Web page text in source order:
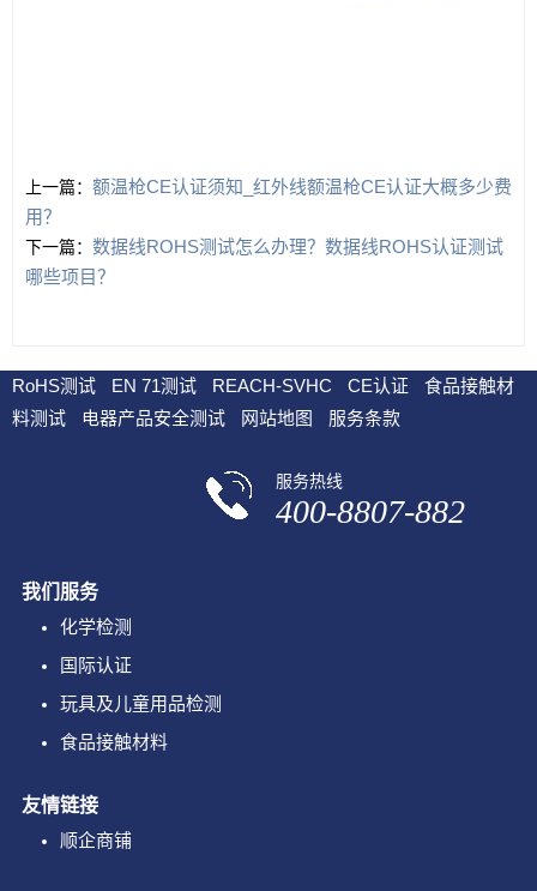
上一篇： 额温枪CE认证须知_红外线额温枪CE认证大概多少费
用？
下一篇： 数据线ROHS测试怎么办理？数据线ROHS认证测试
哪些项目？
RoHS测试 EN 71测试 REACH-SVHC CE认证
食品接触材
料测试
电器产品安全测试 网站地图 服务条款
服务热线
400-8807-882
我们服务
化学检测
国际认证
玩具及儿童用品检测
食品接触材料
友情链接
顺企商铺